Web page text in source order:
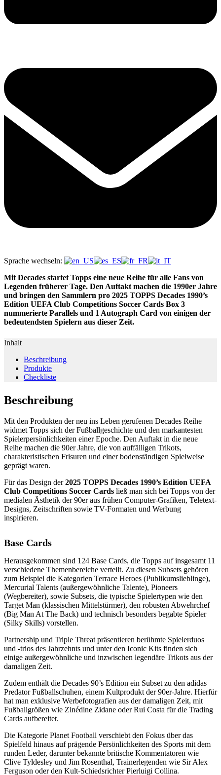
Sprache wechseln:
Mit Decades startet Topps eine neue Reihe für alle Fans von
Legenden früherer Tage. Den Auftakt machen die 1990er Jahre
und bringen den Sammlern pro 2025 TOPPS Decades 1990’s
Edition UEFA Club Competitions Soccer Cards Box 3
nummerierte Parallels und 1 Autograph Card von einigen der
bedeutendsten Spielern aus dieser Zeit.
Inhalt
Beschreibung
Produkte
Checkliste
Beschreibung
Mit den Produkten der neu ins Leben gerufenen Decades Reihe
widmet Topps sich der Fußballgeschichte und den markantesten
Spielerpersönlichkeiten einer Epoche. Den Auftakt in die neue
Reihe machen die 90er Jahre, die von auffälligen Trikots,
charakteristischen Frisuren und einer bodenständigen Spielweise
geprägt waren.
Für das Design der2025 TOPPS Decades 1990’s Edition UEFA
Club Competitions Soccer Cards ließ man sich bei Topps von der
medialen Ästhetik der 90er aus frühen Computer-Grafiken, Teletext-
Designs, Zeitschriften sowie TV-Formaten und Werbung
inspirieren.
Base Cards
Herausgekommen sind 124 Base Cards, die Topps auf insgesamt 11
verschiedene Themenbereiche verteilt. Zu diesen Subsets gehören
zum Beispiel die Kategorien Terrace Heroes (Publikumslieblinge),
Mercurial Talents (außergewöhnliche Talente), Pioneers
(Wegbereiter), sowie Subsets, die typische Spielertypen wie den
Target Man (klassischen Mittelstürmer), den robusten Abwehrchef
(Big Man At The Back) und technisch besonders begabte Spieler
(Silky Skills) vorstellen.
Partnership und Triple Threat präsentieren berühmte Spielerduos
und -trios des Jahrzehnts und unter den Iconic Kits finden sich
einige außergewöhnliche und inzwischen legendäre Trikots aus der
damaligen Zeit.
Zudem enthält die Decades 90’s Edition ein Subset zu den adidas
Predator Fußballschuhen, einem Kultprodukt der 90er-Jahre. Hierfür
hat man exklusive Werbefotografien aus der damaligen Zeit, mit
Fußballgrößen wie Zinédine Zidane oder Rui Costa für die Trading
Cards aufbereitet.
Die Kategorie Planet Football verschiebt den Fokus über das
Spielfeld hinaus auf prägende Persönlichkeiten des Sports mit dem
runden Leder, darunter bekannte britische Kommentatoren wie
Clive Tyldesley und Jim Rosenthal, Trainerlegenden wie Sir Alex
Ferguson oder den Kult-Schiedsrichter Pierluigi Collina.